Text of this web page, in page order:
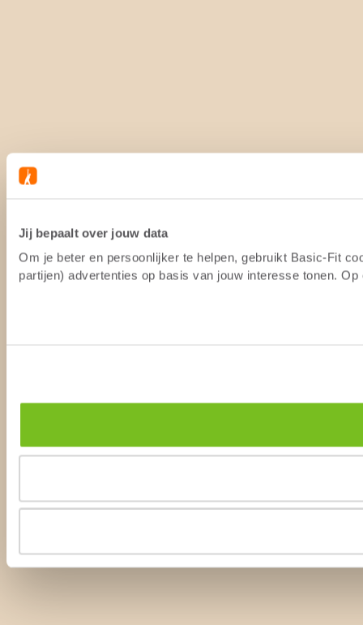
Jij bepaalt over jouw data
Om je beter en persoonlijker te helpen, gebruikt Basic-Fit
partijen) advertenties op basis van jouw interesse tonen.